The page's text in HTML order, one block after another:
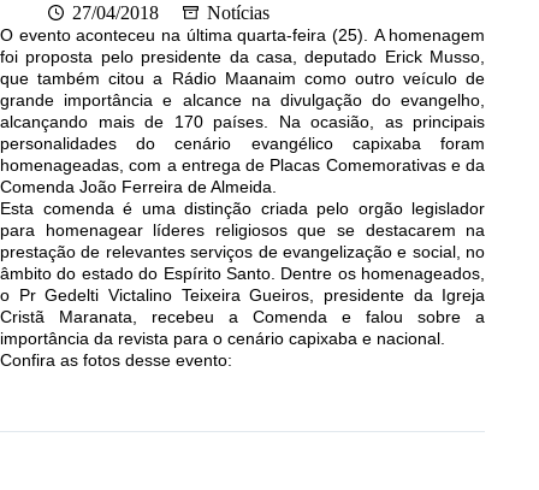
27/04/2018 Notícias
O evento aconteceu na última quarta-feira (25). A homenagem
foi proposta pelo presidente da casa, deputado Erick Musso,
que tambémcitou a Rádio Maanaim como outro veículo de
grande importância e alcance na divulgação do evangelho,
alcançando mais de 170 países. Na ocasião, as principais
personalidades do cenário evangélico capixaba foram
homenageadas, com a entrega de Placas Comemorativas e da
Comenda João Ferreira de Almeida.
Esta comenda é uma distinção criada pelo orgão legislador
para homenagear líderes religiosos que se destacarem na
prestação de relevantes serviços de evangelização e social, no
âmbito do estado do Espírito Santo. Dentre os homenageados,
o Pr Gedelti Victalino Teixeira Gueiros, presidente da Igreja
Cristã Maranata, recebeu a Comenda e falou sobre a
importância da revista para o cenário capixaba e nacional.
Confira as fotos desse evento: